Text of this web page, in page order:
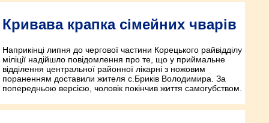
Кривава крапка сімейних чварів
Наприкінці липня до чергової частини Корецького райвідділу
міліції надійшло повідомлення про те, що у приймальне
відділення центральної районної лікарні з ножовим
пораненням доставили жителя с.Бриків Володимира. За
попередньою версією, чоловік покінчив життя самогубством.